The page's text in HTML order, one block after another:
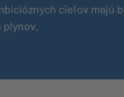
cieľov majú